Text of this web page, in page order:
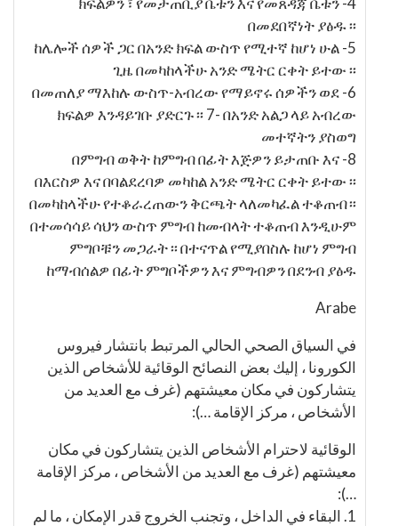
በመደበኛነት ያፅዱ ፡፡
5- ከሌሎች ሰዎች ጋር በአንድ ክፍል ውስጥ የሚተኛ ከሆነ ሁል
ጊዜ በመካከላችሁ አንድ ሜትር ርቀት ይተው ፡፡
6- በመጠለያ ማእከሉ ውስጥ-አብረው የማይኖሩ ሰዎችን ወደ
ክፍልዎ እንዳይገቡ ያድርጉ ፡፡ 7- በአንድ አልጋ ላይ አብረው
መተኛትን ያስወግ
8- በምግብ ወቅት ከምግብ በፊት እጅዎን ይታጠቡ እና
በእርስዎ እና በባልደረባዎ መካከል አንድ ሜትር ርቀት ይተው ፡፡
በመካከላችሁ የተቆራረጠውን ቅርጫት ላለመካፈል ተቆጠብ።
በተመሳሳይ ሳህን ውስጥ ምግብ ከመብላት ተቆጠብ እንዲሁም
ምግቦቹን መጋራት ፡፡ በተናጥል የሚያበስሉ ከሆነ ምግብ
ከማብሰልዎ በፊት ምግቦችዎን እና ምግብዎን በደንብ ያፅዱ
Arabe
في السياق الصحي الحالي المرتبط بانتشار فيروس
الكورونا ، إليك بعض النصائح الوقائية للأشخاص الذين
يتشاركون في مكان معيشتهم (غرف مع العديد من
الأشخاص ، مركز الإقامة …):
الوقائية لاحترام الأشخاص الذين يتشاركون في مكان
معيشتهم (غرف مع العديد من الأشخاص ، مركز الإقامة
…):
1. البقاء في الداخل ، وتجنب الخروج قدر الإمكان ، ما لم